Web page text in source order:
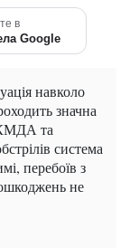
в
Google
навколо
значна
КМДА та
система
перебоїв з
не